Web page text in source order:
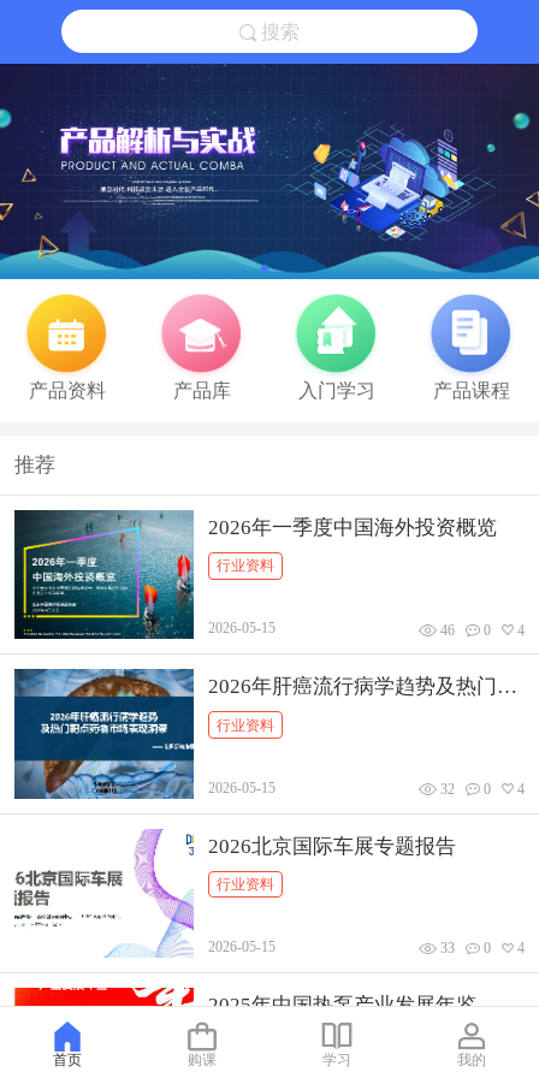
搜索
产品资料 产品库 入门学习 产品课程
推荐
2026年一季度中国海外投资概览
行业资料
2026-05-15 46 0 4
2026年肝癌流行病学趋势及热门靶
点药物市场.
行业资料
2026-05-15 32 0 4
2026北京国际车展专题报告
行业资料
2026-05-15 33 0 4
2025年中国热泵产业发展年鉴
首页
购课 学习 我的